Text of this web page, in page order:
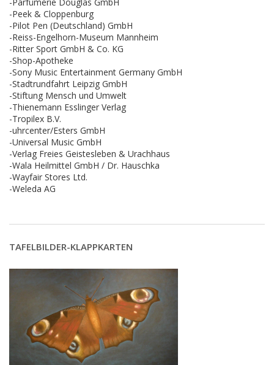
-Peek & Cloppenburg
-Pilot Pen (Deutschland) GmbH
-Reiss-Engelhorn-Museum Mannheim
-Ritter Sport GmbH & Co. KG
-Shop-Apotheke
-Sony Music Entertainment Germany GmbH
-Stadtrundfahrt Leipzig GmbH
-Stiftung Mensch und Umwelt
-Thienemann Esslinger Verlag
-Tropilex B.V.
-uhrcenter/Esters GmbH
-Universal Music GmbH
-Verlag Freies Geistesleben & Urachhaus
-Wala Heilmittel GmbH / Dr. Hauschka
-Wayfair Stores Ltd.
-Weleda AG
TAFELBILDER-KLAPPKARTEN